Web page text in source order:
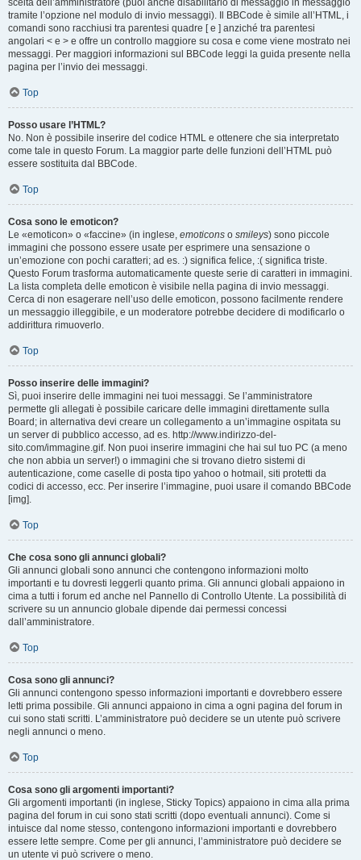
scelta dell’amministratore (puoi anche disabilitarlo di messaggio in messaggio
tramite l’opzione nel modulo di invio messaggi). Il BBCode è simile all’HTML, i
comandi sono racchiusi tra parentesi quadre [ e ] anziché tra parentesi
angolari < e > e offre un controllo maggiore su cosa e come viene mostrato nei
messaggi. Per maggiori informazioni sul BBCode leggi la guida presente nella
pagina per l’invio dei messaggi.
Top
Posso usare l’HTML?
No. Non è possibile inserire del codice HTML e ottenere che sia interpretato
come tale in questo Forum. La maggior parte delle funzioni dell’HTML può
essere sostituita dal BBCode.
Top
Cosa sono le emoticon?
Le «emoticon» o «faccine» (in inglese, emoticons o smileys) sono piccole
immagini che possono essere usate per esprimere una sensazione o
un’emozione con pochi caratteri; ad es. :) significa felice, :( significa triste.
Questo Forum trasforma automaticamente queste serie di caratteri in immagini.
La lista completa delle emoticon è visibile nella pagina di invio messaggi.
Cerca di non esagerare nell’uso delle emoticon, possono facilmente rendere
un messaggio illeggibile, e un moderatore potrebbe decidere di modificarlo o
addirittura rimuoverlo.
Top
Posso inserire delle immagini?
Sì, puoi inserire delle immagini nei tuoi messaggi. Se l’amministratore
permette gli allegati è possibile caricare delle immagini direttamente sulla
Board; in alternativa devi creare un collegamento a un’immagine ospitata su
un server di pubblico accesso, ad es. http://www.indirizzo-del-
sito.com/immagine.gif. Non puoi inserire immagini che hai sul tuo PC (a meno
che non abbia un server!) o immagini che si trovano dietro sistemi di
autenticazione, come caselle di posta tipo yahoo o hotmail, siti protetti da
codici di accesso, ecc. Per inserire l’immagine, puoi usare il comando BBCode
[img].
Top
Che cosa sono gli annunci globali?
Gli annunci globali sono annunci che contengono informazioni molto
importanti e tu dovresti leggerli quanto prima. Gli annunci globali appaiono in
cima a tutti i forum ed anche nel Pannello di Controllo Utente. La possibilità di
scrivere su un annuncio globale dipende dai permessi concessi
dall’amministratore.
Top
Cosa sono gli annunci?
Gli annunci contengono spesso informazioni importanti e dovrebbero essere
letti prima possibile. Gli annunci appaiono in cima a ogni pagina del forum in
cui sono stati scritti. L’amministratore può decidere se un utente può scrivere
negli annunci o meno.
Top
Cosa sono gli argomenti importanti?
Gli argomenti importanti (in inglese, Sticky Topics) appaiono in cima alla prima
pagina del forum in cui sono stati scritti (dopo eventuali annunci). Come si
intuisce dal nome stesso, contengono informazioni importanti e dovrebbero
essere lette sempre. Come per gli annunci, l’amministratore può decidere se
un utente vi può scrivere o meno.